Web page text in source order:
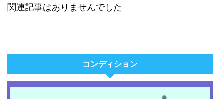
関連記事はありませんでした
コンディション